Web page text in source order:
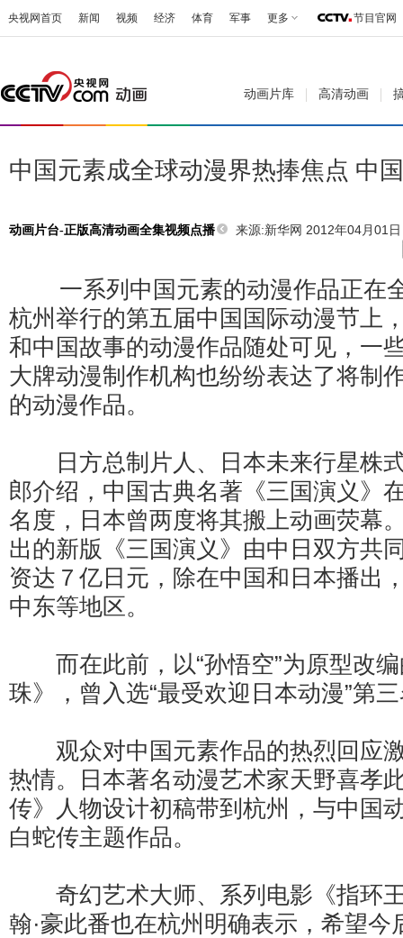
央视网首页 新闻 视频 经济 体育 军事 更多 节目官网
动画片库 高清动画
中国元素成全球动漫界热捧焦点 中
动画片台-正版高清动画全集视频点播 来源:新华网 2012年04月01
一系列中国元素的动漫作品正在
杭州举行的第五届中国国际动漫节上
和中国故事的动漫作品随处可见，一
大牌动漫制作机构也纷纷表达了将制
的动漫作品。
日方总制片人、日本未来行星株
郎介绍，中国古典名著《三国演义》
名度，日本曾两度将其搬上动画荧幕
出的新版《三国演义》由中日双方共
资达７亿日元，除在中国和日本播出
中东等地区。
而在此前，以“孙悟空”为原型改编
珠》，曾入选“最受欢迎日本动漫”第
观众对中国元素作品的热烈回应
热情。日本著名动漫艺术家天野喜孝
传》人物设计初稿带到杭州，与中国
白蛇传主题作品。
奇幻艺术大师、系列电影《指环
翰·豪此番也在杭州明确表示，希望今